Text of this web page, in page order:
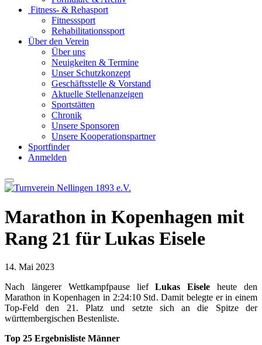
Fitness- & Rehasport
Fitnesssport
Rehabilitationssport
Über den Verein
Über uns
Neuigkeiten & Termine
Unser Schutzkonzept
Geschäftsstelle & Vorstand
Aktuelle Stellenanzeigen
Sportstätten
Chronik
Unsere Sponsoren
Unsere Kooperationspartner
Sportfinder
Anmelden
Marathon in Kopenhagen mit
Rang 21 für Lukas Eisele
14. Mai 2023
Nach längerer Wettkampfpause liefLukas Eisele heute den
Marathon in Kopenhagen in 2:24:10 Std. Damit belegte er in einem
Top-Feld den 21. Platz und setzte sich an die Spitze der
württembergischen Bestenliste.
Top 25 Ergebnisliste Männer